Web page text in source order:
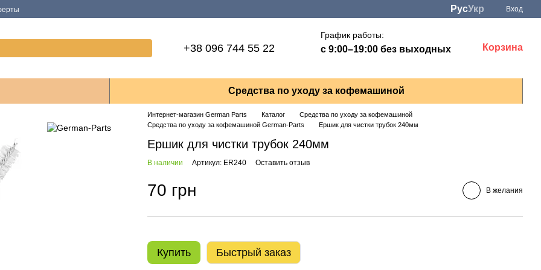
РусУкр Вход
+38 096 744 55 22
График работы:
с 9:00–19:00 без выходных Корзина
Средства по уходу за кофемашиной
Интернет-магазин German Parts Каталог
Средства по уходу за кофемашиной
Средства по уходу за кофемашиной German-Parts
Ершик для чистки трубок 240мм
Ершик для чистки трубок 240мм
В наличии Артикул: ER240 Оставить отзыв
70 грн В желания
Купить Быстрый заказ